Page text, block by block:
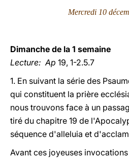
Mercredi 10
Dimanche de la 1 semaine
Lecture: Ap 19, 1-2.5.7
1. En suivant la série des
qui constituent la prière
nous trouvons face à un
tiré du chapitre 19 de
séquence d'alleluia et
Avant ces joyeuses